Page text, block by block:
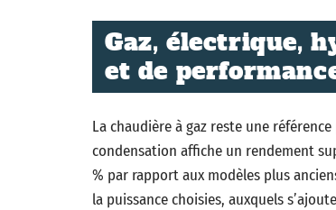
Gaz, électrique,
et de
La chaudière à gaz reste une
condensation affiche un rendement
% par rapport aux modèles plus
la puissance choisies, auxquels